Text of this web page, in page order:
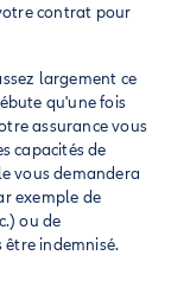
contrat pour
largement ce
qu'une fois
assurance vous
capacités de
vous demandera
exemple de
ou de
être indemnisé.